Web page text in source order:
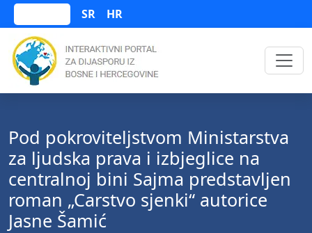
SR HR
Pod pokroviteljstvom Ministarstva
za ljudska prava i izbjeglice na
centralnoj bini Sajma predstavljen
roman „Carstvo sjenki“ autorice
Jasne Šamić